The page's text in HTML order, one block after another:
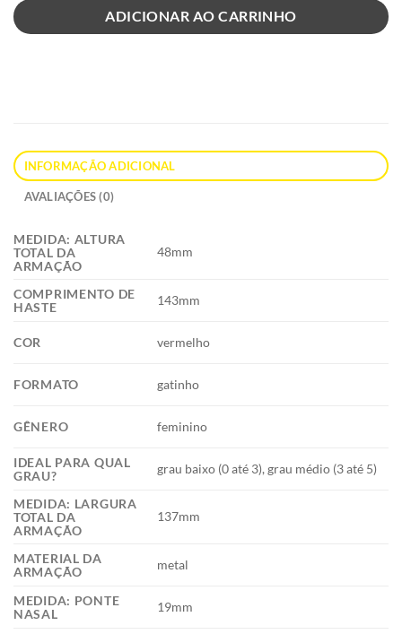
ADICIONAR AO CARRINHO
INFORMAÇÃO ADICIONAL
AVALIAÇÕES (0)
MEDIDA: ALTURA
TOTAL DA
ARMAÇÃO
48mm
COMPRIMENTO DE
HASTE
143mm
COR vermelho
FORMATO gatinho
GÊNERO feminino
IDEAL PARA QUAL
GRAU?
grau baixo (0 até 3), grau médio (3 até 5)
MEDIDA: LARGURA
TOTAL DA
ARMAÇÃO
137mm
MATERIAL DA
ARMAÇÃO
metal
MEDIDA: PONTE
NASAL
19mm